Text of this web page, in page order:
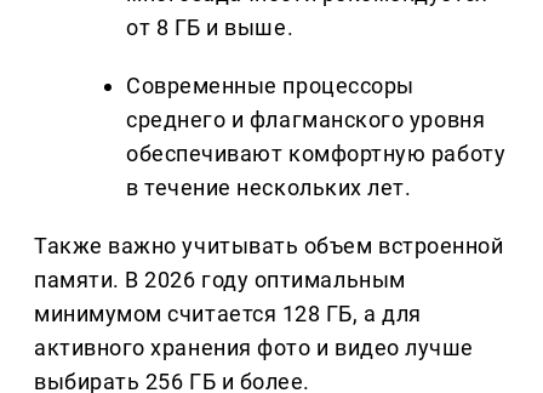
от 8 ГБ и выше.
Современные процессоры
среднего и флагманского уровня
обеспечивают комфортную работу
в течение нескольких лет.
Также важно учитывать объем встроенной
памяти. В 2026 году оптимальным
минимумом считается 128 ГБ, а для
активного хранения фото и видео лучше
выбирать 256 ГБ и более.